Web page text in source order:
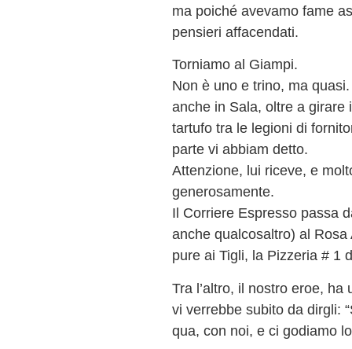
ma poiché avevamo fame
pensieri affacendati.
Torniamo al Giampi.
Non è uno e trino, ma
anche in Sala, oltre a girare
tartufo tra le legioni di
parte vi abbiam detto.
Attenzione, lui riceve, e
generosamente.
Il Corriere Espresso passa
anche qualcosaltro) al Rosa
pure ai Tigli, la Pizzeria # 1
Tra l’altro, il nostro eroe,
vi verrebbe subito da dirgli:
qua, con noi, e ci godiamo